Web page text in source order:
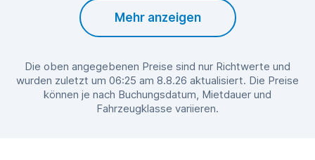
Mehr anzeigen
Die oben angegebenen Preise sind nur Richtwerte und
wurden zuletzt um 06:25 am 8.8.26 aktualisiert. Die Preise
können je nach Buchungsdatum, Mietdauer und
Fahrzeugklasse variieren.